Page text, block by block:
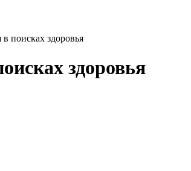
поисках здоровья
здоровья